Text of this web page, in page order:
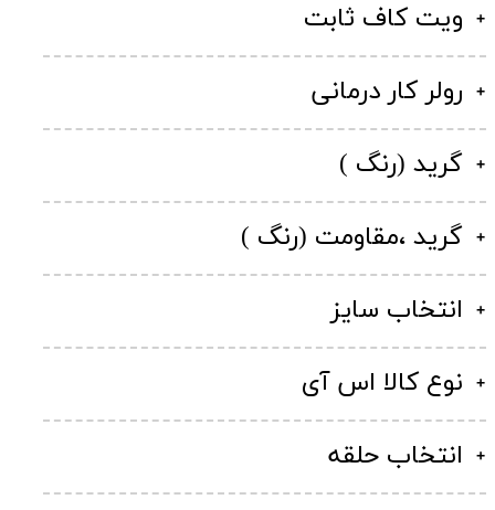
ویت کاف ثابت
رولر کار درمانی
گرید (رنگ )
گرید ،مقاومت (رنگ )
انتخاب سایز
نوع کالا اس آی
انتخاب حلقه